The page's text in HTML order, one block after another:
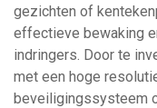
gezichten of
effectieve bewaking
indringers. Door te
met een hoge
beveiligingssysteem